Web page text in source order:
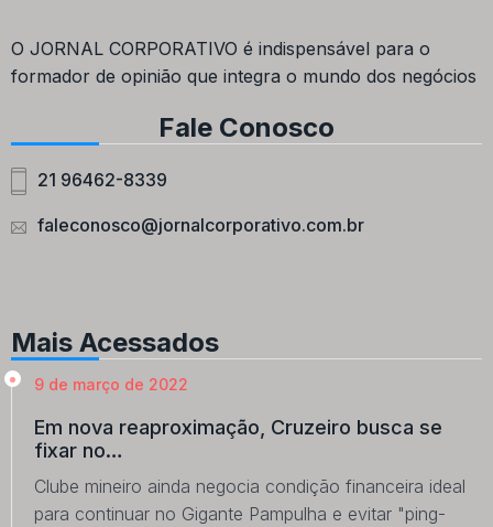
O JORNAL CORPORATIVO é indispensável para o
formador de opinião que integra o mundo dos negócios
Fale Conosco
21 96462-8339
faleconosco@jornalcorporativo.com.br
Mais Acessados
9 de março de 2022
Em nova reaproximação, Cruzeiro busca se
fixar no…
Clube mineiro ainda negocia condição financeira ideal
para continuar no Gigante Pampulha e evitar "ping-